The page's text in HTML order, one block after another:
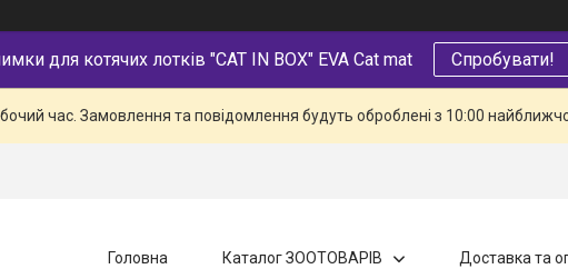
для котячих лотків "CAT IN BOX" EVA Cat mat Спробувати!
час. Замовлення та повідомлення будуть оброблені з 10:00
Головна Каталог ЗООТОВАРІВ Доставка та